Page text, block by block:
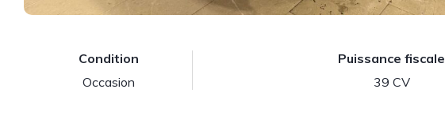
Condition
Occasion
Puissance fiscale
39 CV